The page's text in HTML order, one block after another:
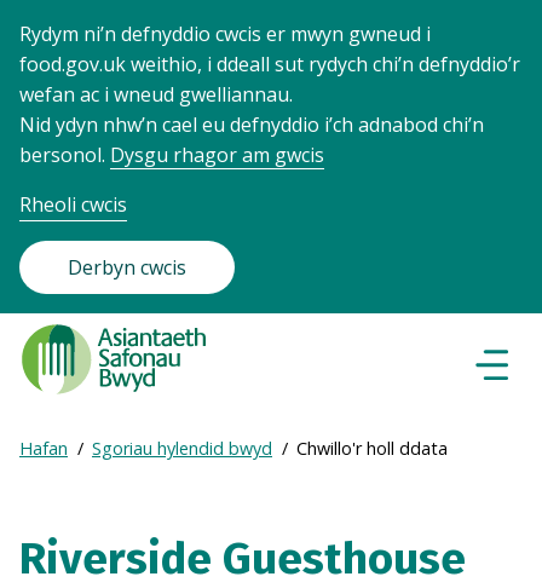
Rydym ni’n defnyddio cwcis er mwyn gwneud i
food.gov.uk weithio, i ddeall sut rydych chi’n defnyddio’r
wefan ac i wneud gwelliannau.
Nid ydyn nhw’n cael eu defnyddio i’ch adnabod chi’n
bersonol. Dysgu rhagor am gwcis
Rheoli cwcis
Derbyn cwcis
Food
Standards
Agency
Frontpage
Breadcrumb
Expand
breadcrumb
Hafan Sgoriau hylendid bwyd Chwillo'r holl ddata
Riverside Guesthouse